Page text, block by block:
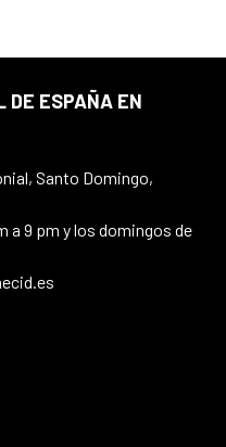
DE ESPAÑA EN
Santo Domingo,
a 9 pm y los domingos de